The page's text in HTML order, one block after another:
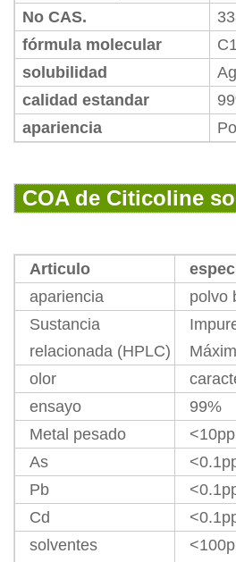
No CAS.
fórmula molecular
solubilidad
calidad estandar
apariencia
COA de Citicoline
Articulo
apariencia
polvo
Sustancia
relacionada (HPLC)
olor
ensayo
99%
Metal pesado
As
Pb
Cd
solventes